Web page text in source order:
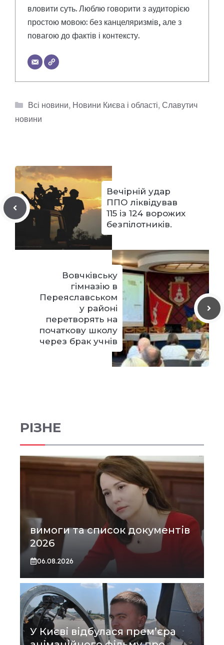
вловити суть. Люблю говорити з аудиторією
простою мовою: без канцеляризмів, але з
повагою до фактів і контексту.
Категорії
Всі новини, Новини Києва і області, Славутич
новини
Вечірній удар
ППО ліквідував
115 із 124 ворожих
безпілотників.
Вовчківську
гімназію в
Переяславськом
у районі
перетворять на
початкову школу
через брак учнів
РІЗНЕ
вимоги та список документів
2026
06.08.2026
У Києві відбулася прем’єра